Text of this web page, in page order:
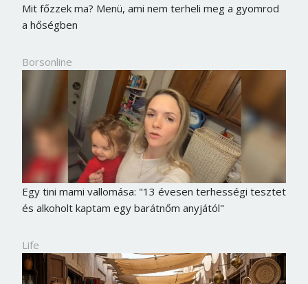
Mit főzzek ma? Menü, ami nem terheli meg a gyomrod
a hőségben
Borsonline
Egy tini mami vallomása: "13 évesen terhességi tesztet
és alkoholt kaptam egy barátnőm anyjától"
Life